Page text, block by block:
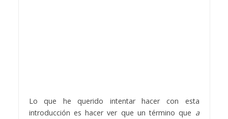
Lo que he querido intentar hacer con esta
introducción es hacer ver que un término que a